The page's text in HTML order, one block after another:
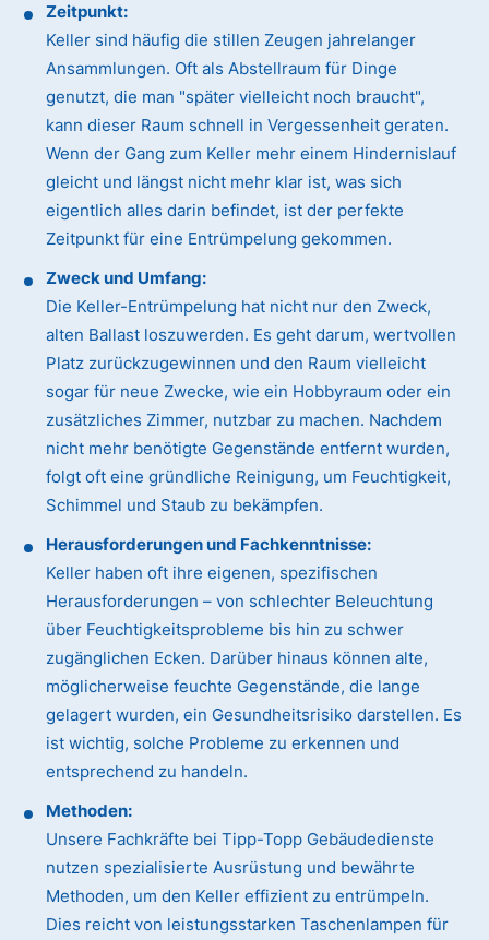
Zeitpunkt:
Keller sind häufig die stillen Zeugen jahrelanger
Ansammlungen. Oft als Abstellraum für Dinge
genutzt, die man "später vielleicht noch braucht",
kann dieser Raum schnell in Vergessenheit geraten.
Wenn der Gang zum Keller mehr einem Hindernislauf
gleicht und längst nicht mehr klar ist, was sich
eigentlich alles darin befindet, ist der perfekte
Zeitpunkt für eine Entrümpelung gekommen.
Zweck und Umfang:
Die Keller-Entrümpelung hat nicht nur den Zweck,
alten Ballast loszuwerden. Es geht darum, wertvollen
Platz zurückzugewinnen und den Raum vielleicht
sogar für neue Zwecke, wie ein Hobbyraum oder ein
zusätzliches Zimmer, nutzbar zu machen. Nachdem
nicht mehr benötigte Gegenstände entfernt wurden,
folgt oft eine gründliche Reinigung, um Feuchtigkeit,
Schimmel und Staub zu bekämpfen.
Herausforderungen und Fachkenntnisse:
Keller haben oft ihre eigenen, spezifischen
Herausforderungen – von schlechter Beleuchtung
über Feuchtigkeitsprobleme bis hin zu schwer
zugänglichen Ecken. Darüber hinaus können alte,
möglicherweise feuchte Gegenstände, die lange
gelagert wurden, ein Gesundheitsrisiko darstellen. Es
ist wichtig, solche Probleme zu erkennen und
entsprechend zu handeln.
Methoden:
Unsere Fachkräfte bei Tipp-Topp Gebäudedienste
nutzen spezialisierte Ausrüstung und bewährte
Methoden, um den Keller effizient zu entrümpeln.
Dies reicht von leistungsstarken Taschenlampen für